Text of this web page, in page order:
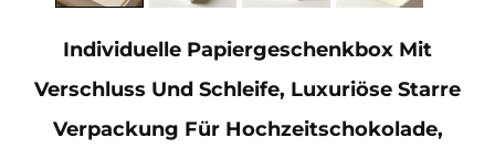
Individuelle Papiergeschenkbox Mit
Verschluss Und Schleife, Luxuriöse Starre
Verpackung Für Hochzeitschokolade,